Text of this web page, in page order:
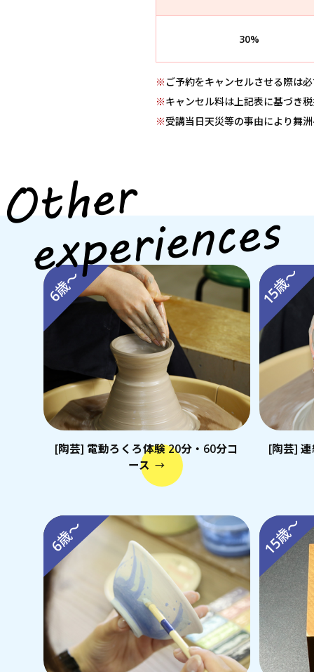
30%
※ ご予約をキャンセルさせる際は
※キャンセル料は上記表に基づき
※受講当日天災等の事由により舞
6歳～
[陶芸] 電動ろくろ体験 20分・60分コ
ース →
15歳～
[陶芸]
6歳～ 15歳～